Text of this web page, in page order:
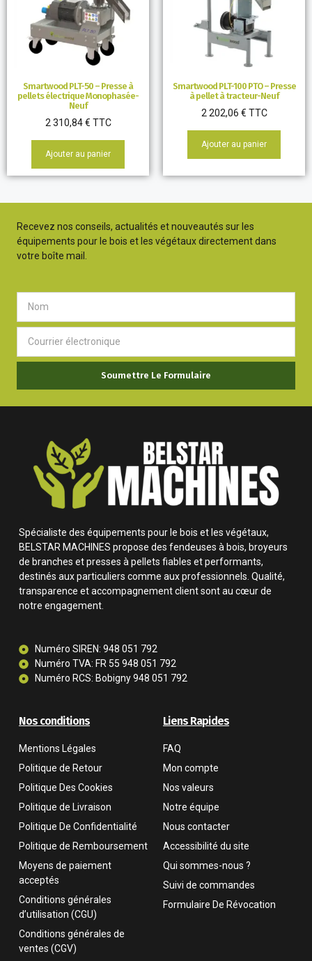
Smartwood PLT-50 – Presse à
pellets électrique Monophasée-
Neuf
2 310,84€ TTC
Ajouter au panier
Smartwood PLT-100 PTO – Presse
à pellet à tracteur-Neuf
2 202,06 € TTC
Ajouter au panier
Recevez nos conseils, actualités et nouveautés sur les
équipements pour le bois et les végétaux directement dans
votre boîte mail.
Soumettre Le Formulaire
Spécialiste des équipements pour le bois et les végétaux,
BELSTAR MACHINES propose des fendeuses à bois, broyeurs
de branches et presses à pellets fiables et performants,
destinés aux particuliers comme aux professionnels. Qualité,
transparence et accompagnement client sont au cœur de
notre engagement.
Numéro SIREN: 948 051 792
Numéro TVA: FR 55 948 051 792
Numéro RCS: Bobigny 948 051 792
Nos conditions
Mentions Légales
Politique de Retour
Politique Des Cookies
Politique de Livraison
Politique De Confidentialité
Politique de Remboursement
Moyens de paiement
acceptés
Conditions générales
d’utilisation (CGU)
Conditions générales de
ventes (CGV)
Liens Rapides
FAQ
Mon compte
Nos valeurs
Notre équipe
Nous contacter
Accessibilité du site
Qui sommes-nous ?
Suivi de commandes
Formulaire De Révocation